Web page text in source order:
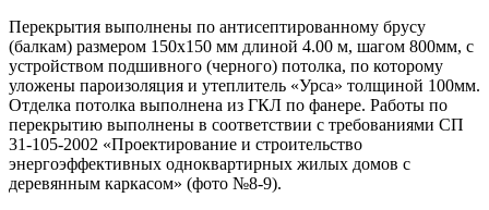
Перекрытия выполнены по антисептированному брусу
(балкам) размером 150х150 мм длиной 4.00 м, шагом 800мм, с
устройством подшивного (черного) потолка, по которому
уложены пароизоляция и утеплитель «Урса» толщиной 100мм.
Отделка потолка выполнена из ГКЛ по фанере. Работы по
перекрытию выполнены в соответствии с требованиями СП
31-105-2002 «Проектирование и строительство
энергоэффективных одноквартирных жилых домов с
деревянным каркасом» (фото №8-9).